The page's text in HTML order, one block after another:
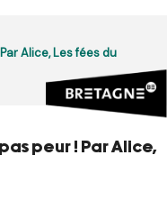
Alice, Les fées du
peur ! Par Alice,